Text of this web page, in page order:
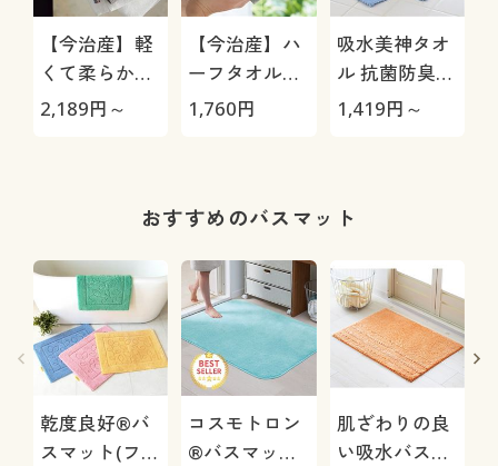
【今治産】軽
くて柔らかい
タオル(同色2
2,189円～
【今治産】ハ
ーフタオルハ
ンカチ(色違い
1,760円
吸水美神タオ
ル 抗菌防臭加
工つき(同色2
1,419円～
おすすめのバスマット
乾度良好®バ
スマット(ファ
コスモトロン
®バスマット
肌ざわりの良
い吸水バスマ